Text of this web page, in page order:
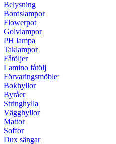
Belysning
Bordslampor
Flowerpot
Golvlampor
PH lampa
Taklampor
Fåtöljer
Lamino fåtölj
Förvaringsmöbler
Bokhyllor
Byråer
Stringhylla
Vägghyllor
Mattor
Soffor
Dux sängar